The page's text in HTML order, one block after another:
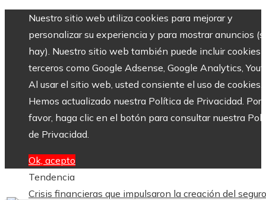
Nuestro sitio web utiliza cookies para mejorar y
personalizar su experiencia y para mostrar anuncios
hay). Nuestro sitio web también puede incluir cookies
terceros como Google Adsense, Google Analytics,
Al usar el sitio web, usted consiente el uso de cookies.
Hemos actualizado nuestra Política de Privacidad. Por
favor, haga clic en el botón para consultar nuestra
de Privacidad.
Ok, acepto
Tendencia
Crisis financieras que impulsaron la creación del